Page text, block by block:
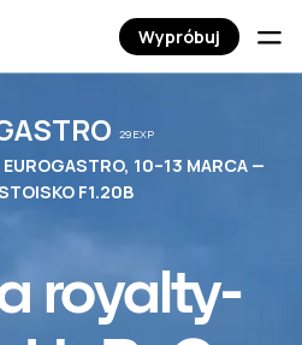
10–13 MARCA —
F1.20B
Wypróbuj